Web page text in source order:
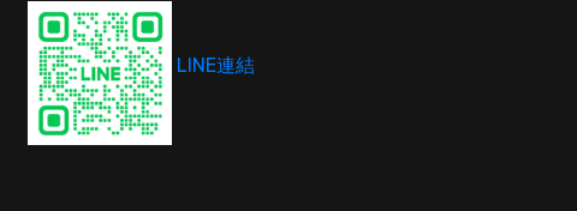
LINE連結